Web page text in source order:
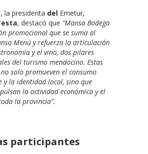
la presidenta del Emetur,
, destacó que “Mansa Bodega
promocional que se suma al
Menú y refuerza la articulación
y el vino, dos pilares
del turismo mendocino. Estas
solo promueven el consumo
y la identidad local, sino que
la actividad económica y el
la provincia”.
participantes